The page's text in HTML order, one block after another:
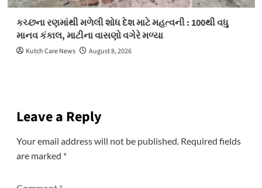
કચ્છના રણમાંથી મળેલી શોધ દેશ માટે મહત્વની : 100થી વધુ
માનવ કંકાલ, માટીના વાસણો વગેરે મળ્યા
Kutch Care News August 8, 2026
Leave a Reply
Your email address will not be published. Required fields
are marked *